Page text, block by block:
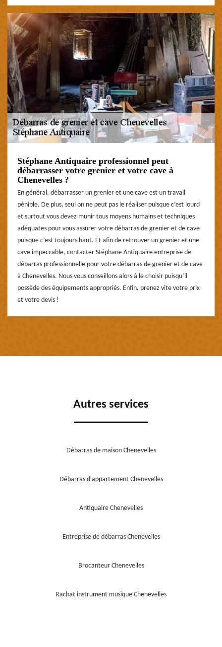
Stéphane Antiquaire professionnel peut
débarrasser votre grenier et votre cave à
Chenevelles ?
En général, débarrasser un grenier et une cave est un travail
pénible. De plus, seul on ne peut pas le réaliser puisque c’est lourd
et surtout vous devez munir tous moyens humains et techniques
adéquates pour vous assurer votre débarras de grenier et de cave
puisque c’est toujours haut. Et afin de retrouver un grenier et une
cave impeccable, contacter Stéphane Antiquaire entreprise de
débarras professionnelle pour votre débarras de grenier et de cave
à Chenevelles. Nous vous conseillons alors à le choisir puisqu’il
possède des équipements appropriés. Enfin, prenez vite votre prix
et votre devis !
Autres services
Débarras de maison Chenevelles
Débarras d'appartement Chenevelles
Antiquaire Chenevelles
Entreprise de débarras Chenevelles
Brocanteur Chenevelles
Rachat instrument musique Chenevelles